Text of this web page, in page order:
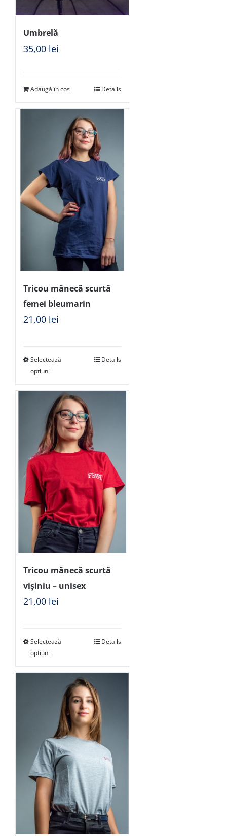
Umbrelă
35,00 lei
Adaugă în coș Details
Tricou mânecă scurtă
femei bleumarin
21,00 lei
Selectează
opțiuni
Details
Tricou mânecă scurtă
vișiniu – unisex
21,00 lei
Selectează
opțiuni
Details